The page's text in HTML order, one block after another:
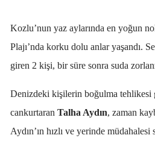
Kozlu’nun yaz aylarında en yoğun
Plajı’nda korku dolu anlar yaşandı.
giren 2 kişi, bir süre sonra suda
Denizdeki kişilerin boğulma tehlikesi
cankurtaran Talha Aydın, zaman
Aydın’ın hızlı ve yerinde